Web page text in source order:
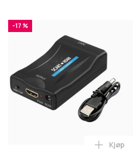
-17 %
Legg
Kjøp